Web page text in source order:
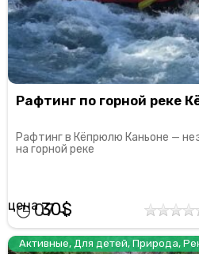
Рафтинг по горной реке
Рафтинг в Кёпрюлю Каньоне —
на горной реке
07
30
Активные, Для детей, Природа,